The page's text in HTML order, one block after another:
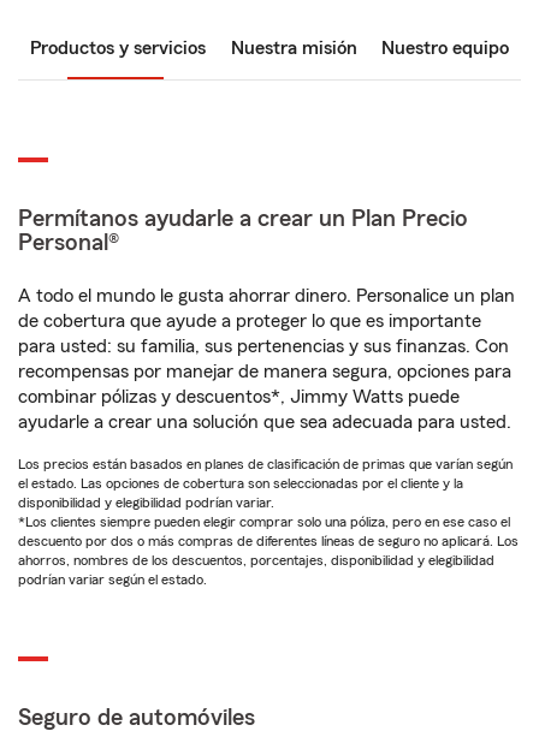
Productos y servicios Nuestra misión Nuestro equipo
Permítanos ayudarle a crear un Plan Precio
Personal®
A todo el mundo le gusta ahorrar dinero. Personalice un plan
de cobertura que ayude a proteger lo que es importante
para usted: su familia, sus pertenencias y sus finanzas. Con
recompensas por manejar de manera segura, opciones para
combinar pólizas y descuentos*, Jimmy Watts puede
ayudarle a crear una solución que sea adecuada para usted.
Los precios están basados en planes de clasificación de primas que varían según
el estado. Las opciones de cobertura son seleccionadas por el cliente y la
disponibilidad y elegibilidad podrían variar.
*Los clientes siempre pueden elegir comprar solo una póliza, pero en ese caso el
descuento por dos o más compras de diferentes líneas de seguro no aplicará. Los
ahorros, nombres de los descuentos, porcentajes, disponibilidad y elegibilidad
podrían variar según el estado.
Seguro de automóviles